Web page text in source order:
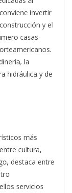
invertir
y el
casas
la
hidráulica y de
más
cultura,
destaca entre
servicios